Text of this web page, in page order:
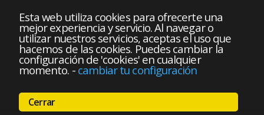
Esta web utiliza cookies para ofrecerte una
mejor experiencia y servicio. Al navegar o
utilizar nuestros servicios, aceptas el uso que
hacemos de las cookies. Puedes cambiar la
configuración de 'cookies' en cualquier
momento. - cambiar tu configuración
Cerrar